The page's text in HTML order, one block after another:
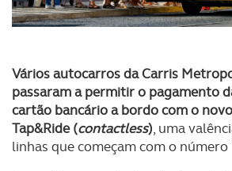
Vários autocarros da Carris
passaram a permitir o pagamento
cartão bancário a bordo com o
Tap&Ride (contactless), uma
linhas que começam com o número